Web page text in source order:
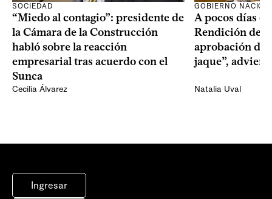
SOCIEDAD
“Miedo al contagio”: presidente de
la Cámara de la Construcción
habló sobre la reacción
empresarial tras acuerdo con el
Sunca
Cecilia Álvarez
GOBIERNO
A pocos días
Rendición de
aprobación del
jaque”,
Natalia Uval
Ingresar